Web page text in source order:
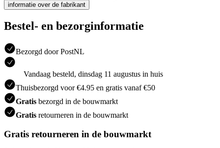
informatie over de fabrikant
Bestel- en bezorginformatie
Bezorgd door PostNL
Vandaag besteld, dinsdag 11 augustus in huis
Thuisbezorgd voor €4.95 en gratis vanaf €50
Gratis bezorgd in de bouwmarkt
Gratis retourneren in de bouwmarkt
Gratis retourneren in de bouwmarkt